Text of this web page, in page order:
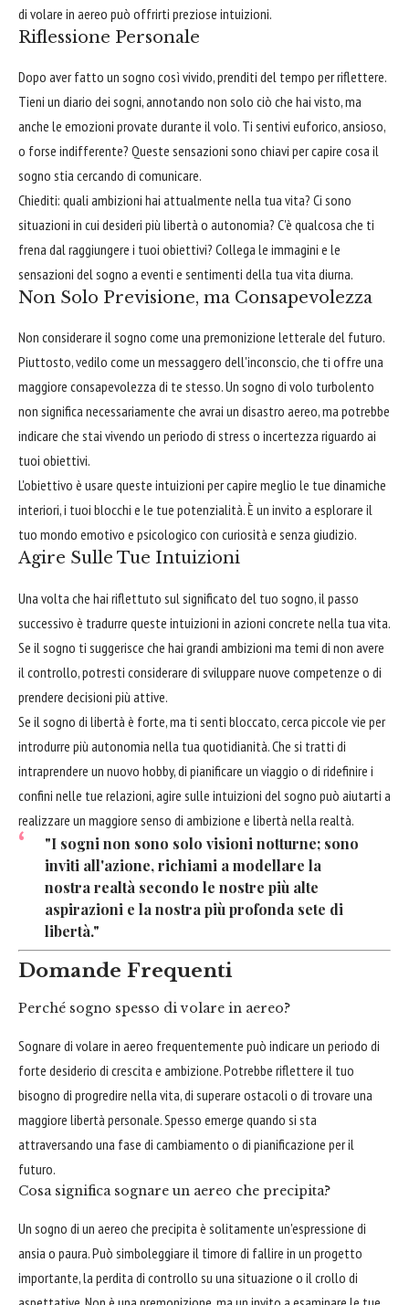
di volare in aereo può offrirti preziose intuizioni.
Riflessione Personale
Dopo aver fatto un sogno così vivido, prenditi del tempo per riflettere.
Tieni un diario dei sogni, annotando non solo ciò che hai visto, ma
anche le emozioni provate durante il volo. Ti sentivi euforico, ansioso,
o forse indifferente? Queste sensazioni sono chiavi per capire cosa il
sogno stia cercando di comunicare.
Chiediti: quali ambizioni hai attualmente nella tua vita? Ci sono
situazioni in cui desideri più libertà o autonomia? C'è qualcosa che ti
frena dal raggiungere i tuoi obiettivi? Collega le immagini e le
sensazioni del sogno a eventi e sentimenti della tua vita diurna.
Non Solo Previsione, ma Consapevolezza
Non considerare il sogno come una premonizione letterale del futuro.
Piuttosto, vedilo come un messaggero dell'inconscio, che ti offre una
maggiore consapevolezza di te stesso. Un sogno di volo turbolento
non significa necessariamente che avrai un disastro aereo, ma potrebbe
indicare che stai vivendo un periodo di stress o incertezza riguardo ai
tuoi obiettivi.
L'obiettivo è usare queste intuizioni per capire meglio le tue dinamiche
interiori, i tuoi blocchi e le tue potenzialità. È un invito a esplorare il
tuo mondo emotivo e psicologico con curiosità e senza giudizio.
Agire Sulle Tue Intuizioni
Una volta che hai riflettuto sul significato del tuo sogno, il passo
successivo è tradurre queste intuizioni in azioni concrete nella tua vita.
Se il sogno ti suggerisce che hai grandi ambizioni ma temi di non avere
il controllo, potresti considerare di sviluppare nuove competenze o di
prendere decisioni più attive.
Se il sogno di libertà è forte, ma ti senti bloccato, cerca piccole vie per
introdurre più autonomia nella tua quotidianità. Che si tratti di
intraprendere un nuovo hobby, di pianificare un viaggio o di ridefinire i
confini nelle tue relazioni, agire sulle intuizioni del sogno può aiutarti a
realizzare un maggiore senso di ambizione e libertà nella realtà.
"I sogni non sono solo visioni notturne; sono
inviti all'azione, richiami a modellare la
nostra realtà secondo le nostre più alte
aspirazioni e la nostra più profonda sete di
libertà."
Domande Frequenti
Perché sogno spesso di volare in aereo?
Sognare di volare in aereo frequentemente può indicare un periodo di
forte desiderio di crescita e ambizione. Potrebbe riflettere il tuo
bisogno di progredire nella vita, di superare ostacoli o di trovare una
maggiore libertà personale. Spesso emerge quando si sta
attraversando una fase di cambiamento o di pianificazione per il
futuro.
Cosa significa sognare un aereo che precipita?
Un sogno di un aereo che precipita è solitamente un'espressione di
ansia o paura. Può simboleggiare il timore di fallire in un progetto
importante, la perdita di controllo su una situazione o il crollo di